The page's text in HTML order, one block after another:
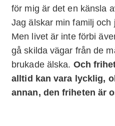
för mig är det en känsla
Jag älskar min familj och
Men livet är inte förbi
gå skilda vägar från de
brukade älska. Och
alltid kan vara lycklig,
annan, den friheten är